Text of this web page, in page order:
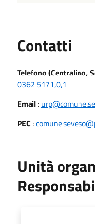
Contatti
Telefono (Centralino,
0362 5171,0,1
Email :
PEC :
Unità